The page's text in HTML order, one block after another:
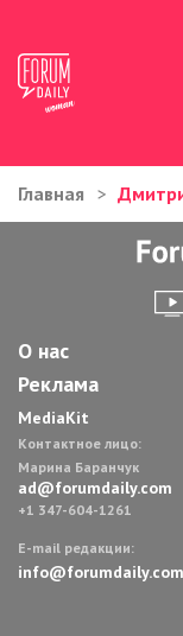
ЖИЗНЬ И ИСТОРИИ
ИММИГРАЦИЯ В
АВТОРСКИЕ
ЗДОРОВЬЕ И
ДОМ И ЕДА
Главная
О нас
Реклама
MediaKit
Контактное лицо:
Марина Баранчук
ad@forumdaily.com
+1 347-604-1261
E-mail редакции:
info@forumdaily.com